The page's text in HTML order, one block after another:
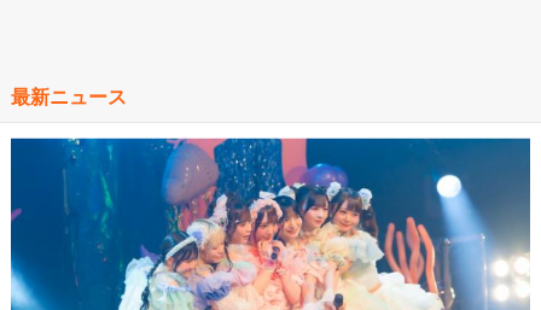
最新ニュース